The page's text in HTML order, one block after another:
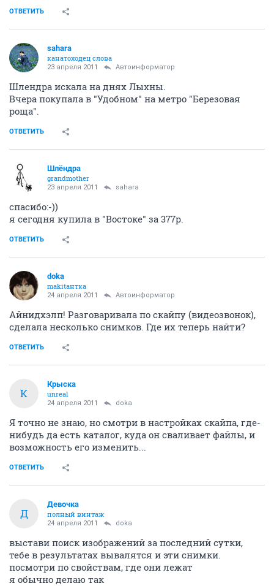
ОТВЕТИТЬ
sahara
канатоходец слова
23 апреля 2011 Автоинформатор
Шлендра искала на днях Лыхны.
Вчера покупала в "Удобном" на метро "Березовая
роща".
ОТВЕТИТЬ
Шлёндра
grandmother
23 апреля 2011 sahara
спасибо:-))
я сегодня купила в "Востоке" за 377р.
ОТВЕТИТЬ
doka
makitaнтка
24 апреля 2011 Автоинформатор
Айнидхэлп! Разговаривала по скайпу (видеозвонок),
сделала несколько снимков. Где их теперь найти?
ОТВЕТИТЬ
К
Крыска
unreal
24 апреля 2011 doka
Я точно не знаю, но смотри в настройках скайпа, где-
нибудь да есть каталог, куда он сваливает файлы, и
возможность его изменить...
ОТВЕТИТЬ
Д
Девочка
полный винтаж
24 апреля 2011 doka
выстави поиск изображений за последний сутки,
тебе в результатах вывалятся и эти снимки.
посмотри по свойствам, где они лежат
я обычно делаю так